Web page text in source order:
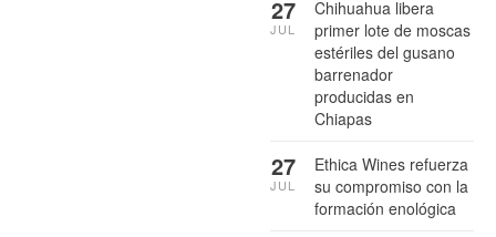
Chihuahua libera
primer lote de moscas
estériles del gusano
barrenador
producidas en
Chiapas
27
JUL
Ethica Wines refuerza
su compromiso con la
formación enológica
27
JUL